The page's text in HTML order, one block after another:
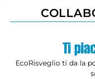
Ti
EcoRisveglio ti da la